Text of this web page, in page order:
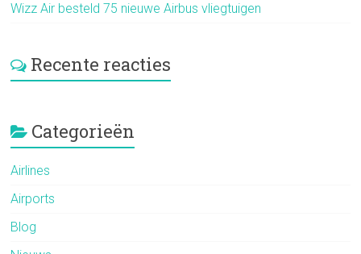
Wizz Air besteld 75 nieuwe Airbus vliegtuigen
Recente reacties
Categorieën
Airlines
Airports
Blog